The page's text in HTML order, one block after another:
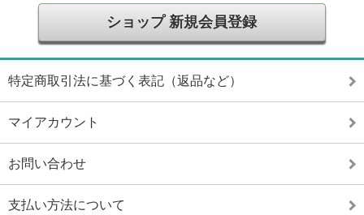
ショップ 新規会員登録
特定商取引法に基づく表記（返品など）
マイアカウント
お問い合わせ
支払い方法について